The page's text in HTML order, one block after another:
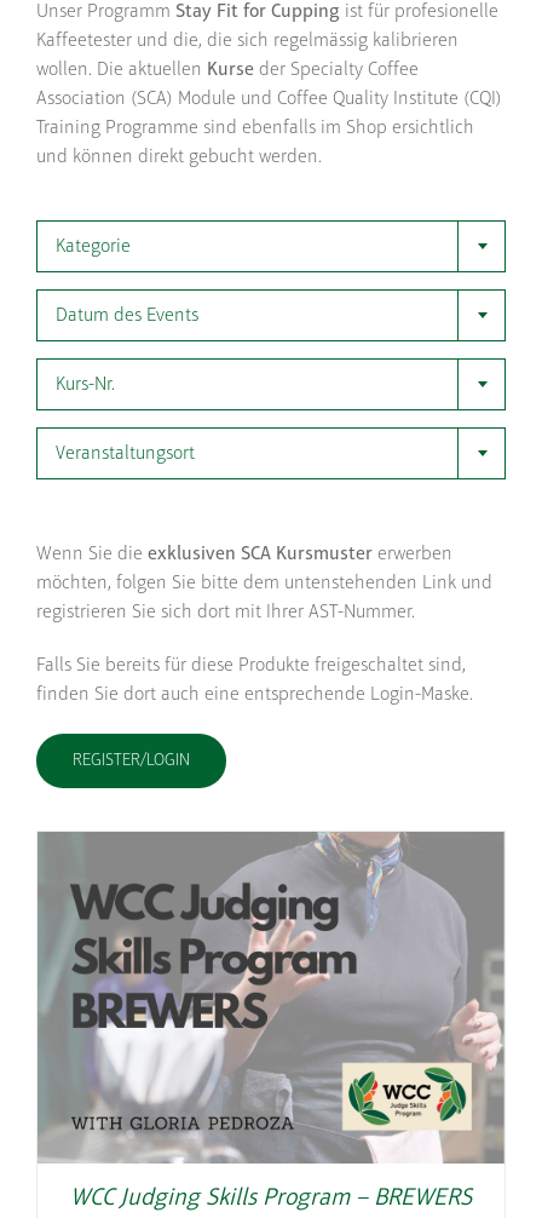
Unser Programm Stay Fit for Cupping ist für profesionelle
Kaffeetester und die, die sich regelmässig kalibrieren
wollen. Die aktuellen Kurse der Specialty Coffee
Association (SCA) Module und Coffee Quality Institute (CQI)
Training Programme sind ebenfalls im Shop ersichtlich
und können direkt gebucht werden.
Kategorie
Datum des Events
Kurs-Nr.
Veranstaltungsort
Wenn Sie die exklusiven SCA Kursmuster erwerben
möchten, folgen Sie bitte dem untenstehenden Link und
registrieren Sie sich dort mit Ihrer AST-Nummer.
Falls Sie bereits für diese Produkte freigeschaltet sind,
finden Sie dort auch eine entsprechende Login-Maske.
REGISTER/LOGIN
WCC Judging Skills Program – BREWERS